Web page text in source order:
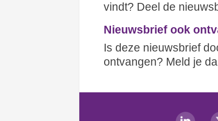
vindt? Deel de
Nieuwsbrief ook
Is deze nieuwsbrief
ontvangen? Meld je